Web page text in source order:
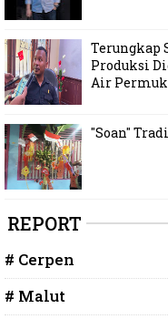
Terungkap
Produksi
Air
"Soan"
REPORT
# Cerpen
# Malut